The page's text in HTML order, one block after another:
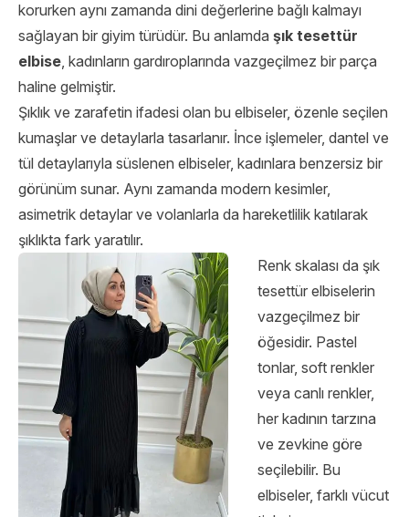
korurken aynı zamanda dini değerlerine bağlı kalmayı
sağlayan bir giyim türüdür. Bu anlamda şık tesettür
elbise, kadınların gardıroplarında vazgeçilmez bir parça
haline gelmiştir.
Şıklık ve zarafetin ifadesi olan bu elbiseler, özenle seçilen
kumaşlar ve detaylarla tasarlanır. İnce işlemeler, dantel ve
tül detaylarıyla süslenen elbiseler, kadınlara benzersiz bir
görünüm sunar. Aynı zamanda modern kesimler,
asimetrik detaylar ve volanlarla da hareketlilik katılarak
şıklıkta fark yaratılır.
Renk skalası da şık
tesettür elbiselerin
vazgeçilmez bir
öğesidir. Pastel
tonlar, soft renkler
veya canlı renkler,
her kadının tarzına
ve zevkine göre
seçilebilir. Bu
elbiseler, farklı vücut